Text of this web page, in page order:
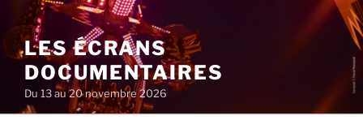
au
contenu
principal
LES ÉCRANS
DOCUMENTAIRES
Du 13 au 20 novembre 2026